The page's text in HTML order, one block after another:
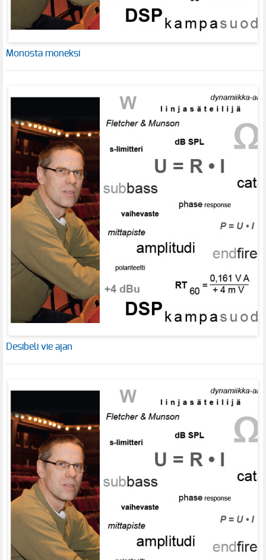
Monosta moneksi
Desibeli vie ajan